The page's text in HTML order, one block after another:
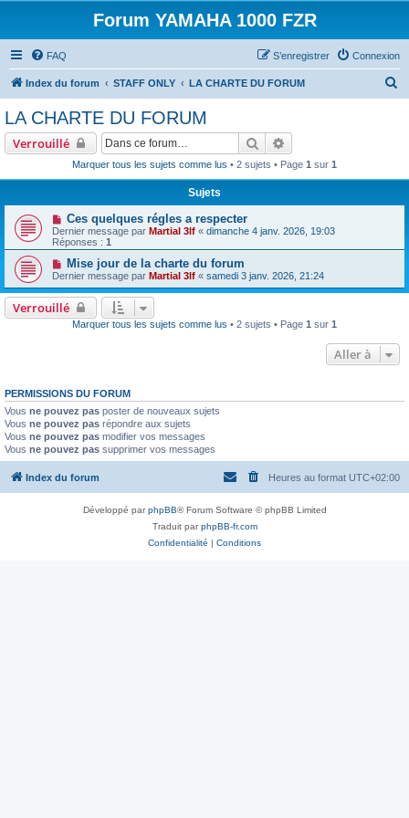
Forum YAMAHA 1000 FZR
FAQ Connexion
S’enregistrer
Index du forum STAFF ONLY LA CHARTE DU FORUM
LA CHARTE DU FORUM
Verrouillé Rechercher
Marquer tous les sujets comme lus • 2 sujets • Page 1 sur 1
Sujets
Ces quelques régles a respecter
Dernier message par Martial 3lf « dimanche 4 janv. 2026, 19:03
Réponses : 1
Mise jour de la charte du forum
Dernier message par Martial 3lf « samedi 3 janv. 2026, 21:24
Verrouillé
Marquer tous les sujets comme lus • 2 sujets • Page 1 sur 1
Aller à
PERMISSIONS DU FORUM
Vous ne pouvez pas poster de nouveaux sujets
Vous ne pouvez pas répondre aux sujets
Vous ne pouvez pas modifier vos messages
Vous ne pouvez pas supprimer vos messages
Index du forum Heures au format UTC+02:00
Développé parphpBB® Forum Software © phpBB Limited
Traduit parphpBB-fr.com
Confidentialité | Conditions